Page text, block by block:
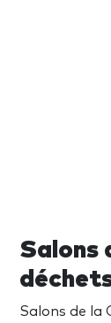
Salons
Salons de la